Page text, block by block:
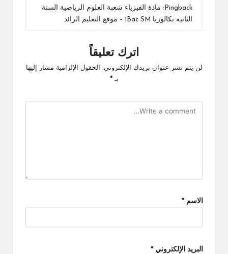
Pingback:
مادة الفيزياء شعبة العلوم الرياضية السنة
الثانية بكالوريا 1Bac SM – موقع التعليم الرائد
اترك تعليقاً
لن يتم نشر عنوان بريدك الإلكتروني.
الحقول الإلزامية مشار إليها
بـ*
الاسم *
البريد الإلكتروني *